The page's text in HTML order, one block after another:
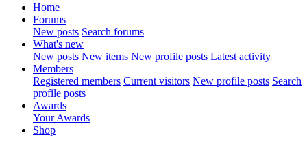
Home
Forums
New posts Search forums
What's new
New posts New items New profile posts Latest activity
Members
Registered members Current visitors New profile posts Search
profile posts
Awards
Your Awards
Shop